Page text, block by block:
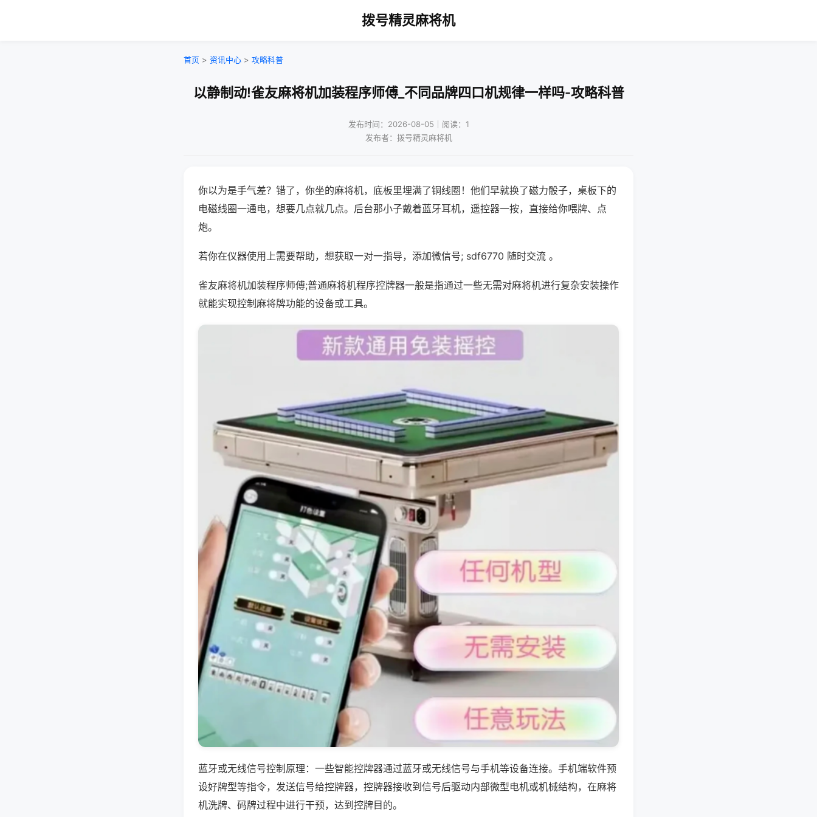
拨号精灵麻将机
首页 > 资讯中心 > 攻略科普
以静制动!雀友麻将机加装程序师傅_不同品牌四口机规律一样吗-攻略科普
发布时间：2026-08-05｜阅读：1
发布者：拨号精灵麻将机
你以为是手气差？错了，你坐的麻将机，底板里埋满了铜线圈！他们早就换了磁力骰子，桌板下的
电磁线圈一通电，想要几点就几点。后台那小子戴着蓝牙耳机，遥控器一按，直接给你喂牌、点
炮。
若你在仪器使用上需要帮助，想获取一对一指导，添加微信号; sdf6770 随时交流 。
雀友麻将机加装程序师傅;普通麻将机程序控牌器一般是指通过一些无需对麻将机进行复杂安装操作
就能实现控制麻将牌功能的设备或工具。
蓝牙或无线信号控制原理：一些智能控牌器通过蓝牙或无线信号与手机等设备连接。手机端软件预
设好牌型等指令，发送信号给控牌器，控牌器接收到信号后驱动内部微型电机或机械结构，在麻将
机洗牌、码牌过程中进行干预，达到控牌目的。